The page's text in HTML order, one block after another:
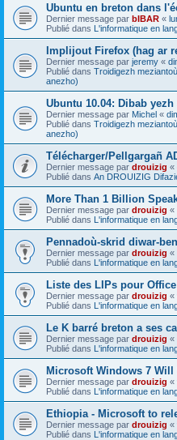
Ubuntu en breton dans
Dernier message par bIBAR «
Publié dans L'informatique en
Implijout Firefox (hag ar
Dernier message par jeremy «
Publié dans Troidigezh
anezho)
Ubuntu 10.04: Dibab
Dernier message par Michel «
Publié dans Troidigezh
anezho)
Télécharger/Pellgargañ
Dernier message par drouizig «
Publié dans An DROUIZIG
More Than 1 Billion
Dernier message par drouizig «
Publié dans L'informatique en
Pennadoù-skrid diwar-
Dernier message par drouizig «
Publié dans L'informatique en
Liste des LIPs pour Office
Dernier message par drouizig «
Publié dans L'informatique en
Le K barré breton a ses
Dernier message par drouizig «
Publié dans L'informatique en
Microsoft Windows 7 Will
Dernier message par drouizig «
Publié dans L'informatique en
Ethiopia - Microsoft to
Dernier message par drouizig «
Publié dans L'informatique en